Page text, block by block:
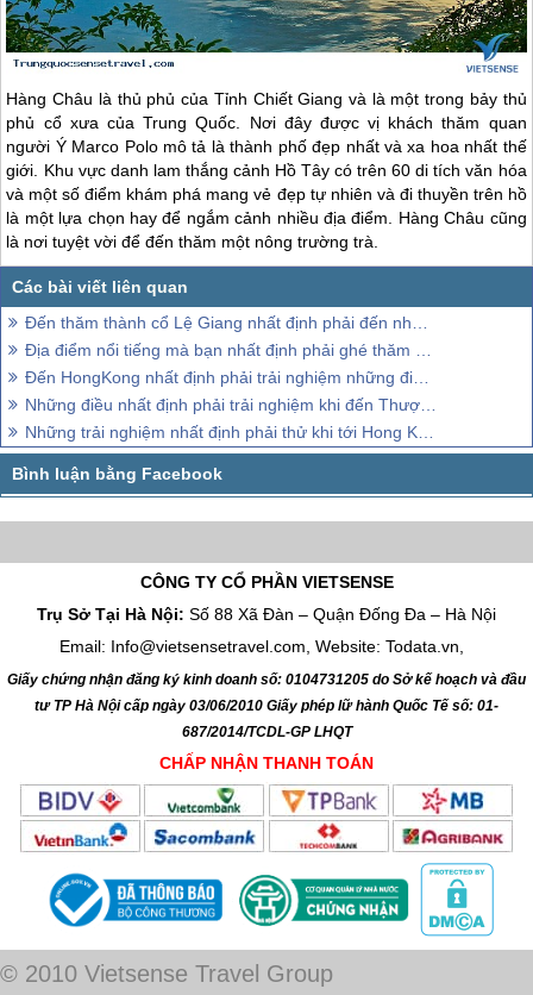
Hàng Châu là thủ phủ của Tỉnh Chiết Giang và là một trong bảy thủ
phủ cổ xưa củaTrung Quốc. Nơi đây được vị khách thăm quan
người Ý Marco Polo mô tả là thành phố đẹp nhất và xa hoa nhất thế
giới. Khu vực danh lam thắng cảnh Hồ Tây có trên 60 di tích văn hóa
và một số điểm khám phá mang vẻ đẹp tự nhiên và đi thuyền trên hồ
là một lựa chọn hay để ngắm cảnh nhiều địa điểm. Hàng Châu cũng
là nơi tuyệt vời để đến thăm một nông trường trà.
Đến thăm thành cổ Lệ Giang nhất định phải đến những địa điểm sau
Địa điểm nổi tiếng mà bạn nhất định phải ghé thăm khi đến Trung Quốc
Đến HongKong nhất định phải trải nghiệm những điều này ít nhất 1 lần
Những điều nhất định phải trải nghiệm khi đến Thượng Hải
Những trải nghiệm nhất định phải thử khi tới Hong Kong
CÔNG TY CỔ PHẦN VIETSENSE
Trụ Sở Tại Hà Nội: Số 88 Xã Đàn – Quận Đống Đa – Hà Nội
Email: Info@vietsensetravel.com, Website: Todata.vn,
Giấy chứng nhận đăng ký kinh doanh số: 0104731205 do Sở kế hoạch và đầu
tư TP Hà Nội cấp ngày 03/06/2010 Giấy phép lữ hành Quốc Tế số: 01-
687/2014/TCDL-GP LHQT
CHẤP NHẬN THANH TOÁN
© 2010 Vietsense Travel Group